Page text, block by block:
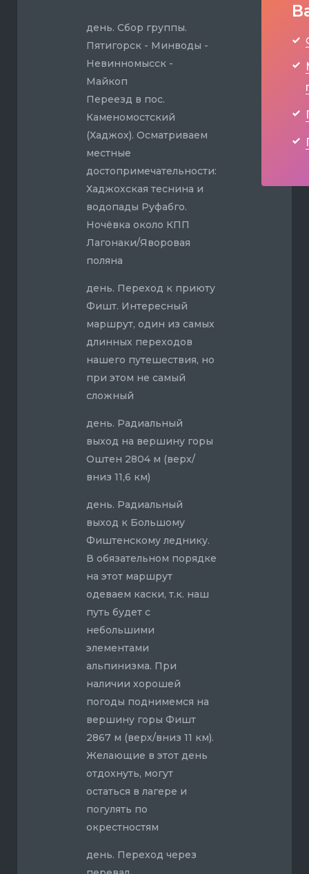
день. Сбор группы.
Пятигорск - Минводы -
Невинномысск -
Майкоп
Переезд в пос.
Каменомостский
(Хаджох). Осматриваем
местные
достопримечательности:
Хаджохская теснина и
водопады Руфабго.
Ночёвка около КПП
Лагонаки/Яворовая
поляна
день. Переход к приюту
Фишт. Интересный
маршрут, один из самых
длинных переходов
нашего путешествия, но
при этом не самый
сложный
день. Радиальный
выход на вершину горы
Оштен 2804 м (верх/
вниз 11,6 км)
день. Радиальный
выход к Большому
Фиштенскому леднику.
В обязательном порядке
на этот маршрут
одеваем каски, т.к. наш
путь будет с
небольшими
элементами
альпинизма. При
наличии хорошей
погоды поднимемся на
вершину горы Фишт
2867 м (верх/вниз 11 км).
Желающие в этот день
отдохнуть, могут
остаться в лагере и
погулять по
окрестностям
день. Переход через